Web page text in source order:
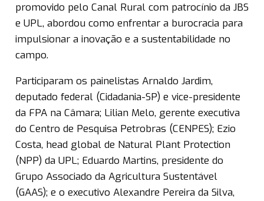
promovido pelo Canal Rural com patrocínio da JBS
e UPL, abordou como enfrentar a burocracia para
impulsionar a inovação e a sustentabilidade no
campo.
Participaram os painelistas Arnaldo Jardim,
deputado federal (Cidadania-SP) e vice-presidente
da FPA na Câmara; Lilian Melo, gerente executiva
do Centro de Pesquisa Petrobras (CENPES); Ezio
Costa, head global de Natural Plant Protection
(NPP) da UPL; Eduardo Martins, presidente do
Grupo Associado da Agricultura Sustentável
(GAAS); e o executivo Alexandre Pereira da Silva,